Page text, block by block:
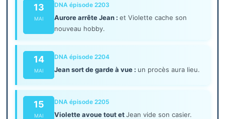
13
MAI
DNA épisode 2203
Aurore arrête Jean :et Violette cache son
nouveau hobby.
14
MAI
DNA épisode 2204
Jean sort de garde à vue : un procès aura lieu.
15
MAI
DNA épisode 2205
Violette avoue tout etJean vide son casier.